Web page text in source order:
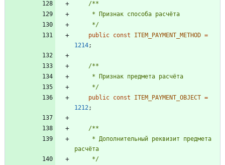
     */
public const ITEM_PAYMENT_METHOD =
1214;
     */
public const ITEM_PAYMENT_OBJECT =
1212;
     */